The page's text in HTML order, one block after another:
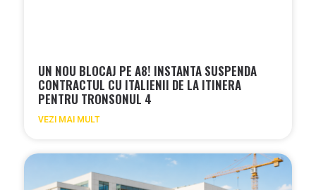
UN NOU BLOCAJ PE A8! INSTANTA SUSPENDA
CONTRACTUL CU ITALIENII DE LA ITINERA
PENTRU TRONSONUL 4
VEZI MAI MULT